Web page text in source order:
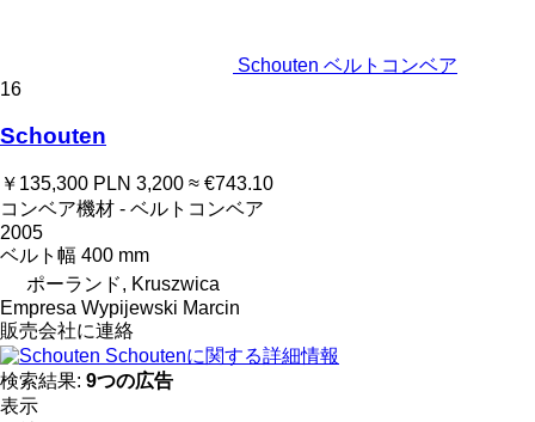
Schouten ベルトコンベア
16
Schouten
￥135,300 PLN 3,200 ≈ €743.10
コンベア機材 - ベルトコンベア
2005
ベルト幅 400 mm
ポーランド, Kruszwica
Empresa Wypijewski Marcin
販売会社に連絡
Schoutenに関する詳細情報
検索結果: 9つの広告
表示